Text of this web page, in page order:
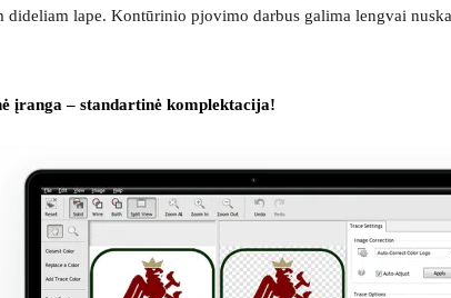
dideliam lape. Kontūrinio pjovimo darbus galima lengvai
įranga – standartinė komplektacija!